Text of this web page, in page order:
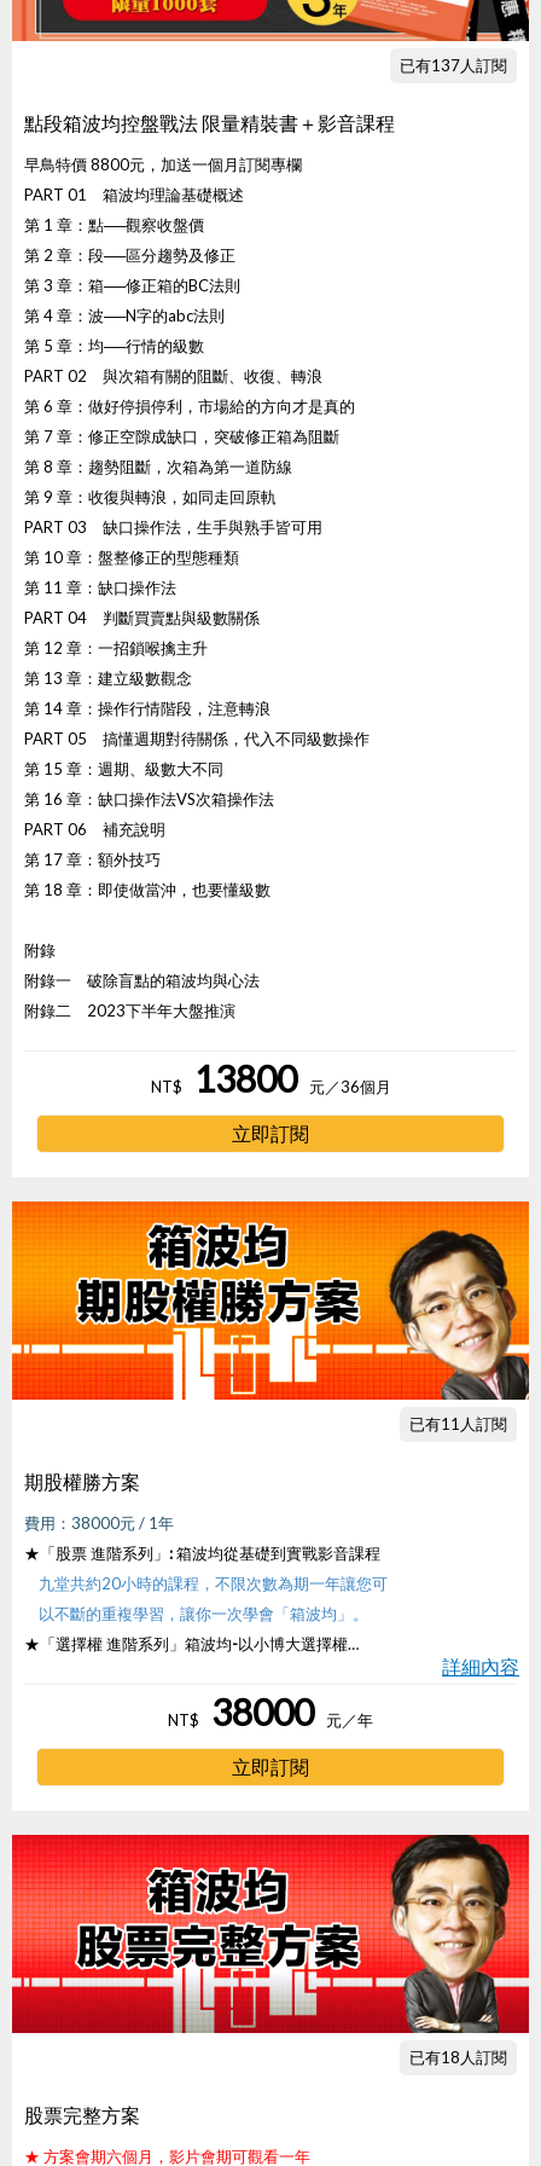
已有137人訂閱
點段箱波均控盤戰法 限量精裝書＋影音課程
早鳥特價 8800元，加送一個月訂閱專欄
PART 01 箱波均理論基礎概述
第 1 章：點──觀察收盤價
第 2 章：段──區分趨勢及修正
第 3 章：箱──修正箱的BC法則
第 4 章：波──N字的abc法則
第 5 章：均──行情的級數
PART 02 與次箱有關的阻斷、收復、轉浪
第 6 章：做好停損停利，市場給的方向才是真的
第 7 章：修正空隙成缺口，突破修正箱為阻斷
第 8 章：趨勢阻斷，次箱為第一道防線
第 9 章：收復與轉浪，如同走回原軌
PART 03 缺口操作法，生手與熟手皆可用
第 10 章：盤整修正的型態種類
第 11 章：缺口操作法
PART 04 判斷買賣點與級數關係
第 12 章：一招鎖喉擒主升
第 13 章：建立級數觀念
第 14 章：操作行情階段，注意轉浪
PART 05 搞懂週期對待關係，代入不同級數操作
第 15 章：週期、級數大不同
第 16 章：缺口操作法VS次箱操作法
PART 06 補充說明
第 17 章：額外技巧
第 18 章：即使做當沖，也要懂級數
附錄
附錄一 破除盲點的箱波均與心法
附錄二 2023下半年大盤推演
NT$ 13800 元／36個月
立即訂閱
已有11人訂閱
期股權勝方案
費用：38000元 / 1年
★「股票 進階系列」: 箱波均從基礎到實戰影音課程
九堂共約20小時的課程，不限次數為期一年讓您可
以不斷的重複學習，讓你一次學會「箱波均」。
★「選擇權 進階系列」箱波均-以小博大選擇權
大的技術操作選擇權，為期一年不限次數，依照自
己的時間，可自由重複學習。
詳細內容
NT$ 38000 元／年
立即訂閱
已有18人訂閱
股票完整方案
★ 方案會期六個月，影片會期可觀看一年